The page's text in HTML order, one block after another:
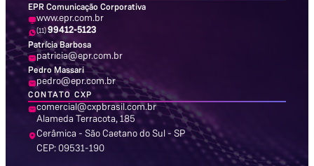
EPR Comunicação Corporativa
www.epr.com.br
(11)99412-5123
Patrícia Barbosa
patricia@epr.com.br
Pedro Massari
pedro@epr.com.br
CONTATO CXP
comercial@cxpbrasil.com.br
Alameda Terracota, 185
Cerâmica - São Caetano do Sul - SP
CEP: 09531-190